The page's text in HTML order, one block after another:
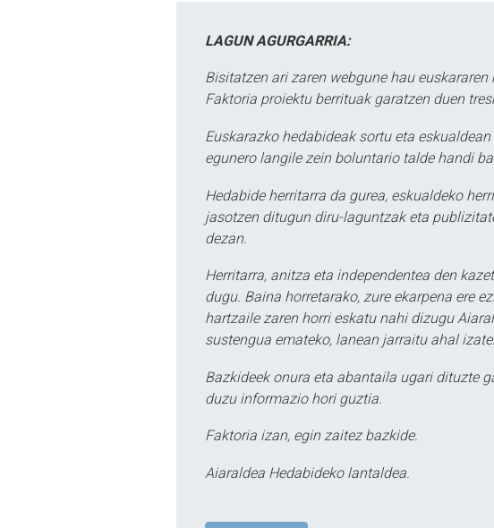
LAGUN AGURGARRIA:
Bisitatzen ari zaren webgune hau
Faktoria proiektu berrituak garatzen duen
Euskarazko hedabideak sortu eta
egunero langile zein boluntario talde handi
Hedabide herritarra da gurea, eskualdeko
jasotzen ditugun diru-laguntzak eta
dezan.
Herritarra, anitza eta independentea den
dugu. Baina horretarako, zure ekarpena ere
hartzaile zaren horri eskatu nahi dizugu
sustengua emateko, lanean jarraitu ahal
Bazkideek onura eta abantaila ugari dituzte
duzu informazio hori guztia.
Faktoria izan, egin zaitez bazkide.
Aiaraldea Hedabideko lantaldea.